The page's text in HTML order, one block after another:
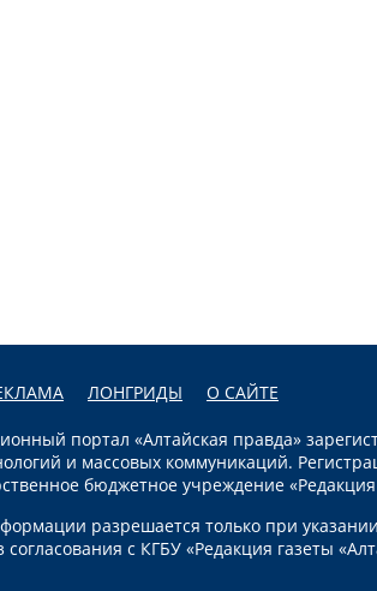
ЛОНГРИДЫ О САЙТЕ
портал «Алтайская правда»
и массовых коммуникаций.
бюджетное учреждение
разрешается только при
с КГБУ «Редакция газеты